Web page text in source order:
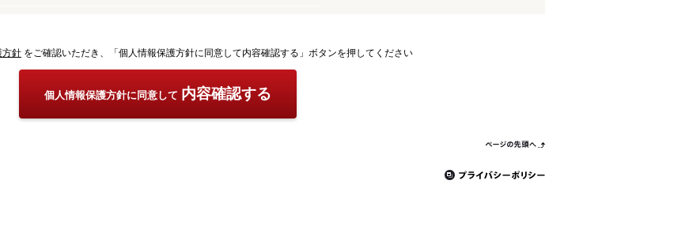
方針 をご確認いただき、「個人情報保護方針に同意して内容確認する」ボタンを押してください
個人情報保護方針に同意して 内容確認する